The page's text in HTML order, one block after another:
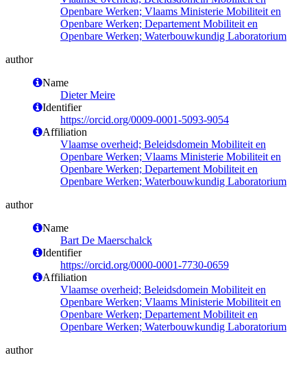
Openbare Werken; Vlaams Ministerie Mobiliteit en
Openbare Werken; Departement Mobiliteit en
Openbare Werken; Waterbouwkundig Laboratorium
author
Name
Dieter Meire
Identifier
https://orcid.org/0009-0001-5093-9054
Affiliation
Vlaamse overheid; Beleidsdomein Mobiliteit en
Openbare Werken; Vlaams Ministerie Mobiliteit en
Openbare Werken; Departement Mobiliteit en
Openbare Werken; Waterbouwkundig Laboratorium
author
Name
Bart De Maerschalck
Identifier
https://orcid.org/0000-0001-7730-0659
Affiliation
Vlaamse overheid; Beleidsdomein Mobiliteit en
Openbare Werken; Vlaams Ministerie Mobiliteit en
Openbare Werken; Departement Mobiliteit en
Openbare Werken; Waterbouwkundig Laboratorium
author